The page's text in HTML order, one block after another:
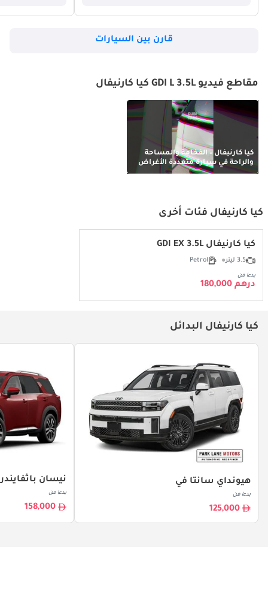
قارن بين السيارات
مقاطع فيديو GDI L 3.5L كيا كارنيفال
كيا كارنيفال – الفخامة والمساحة
والراحة في سيارة متعددة الأغراض
واحدة!
كيا كارنيفال فئات أخرى
كيا كارنيفال GDI EX 3.5L
3.5 ليتر Petrol
بدءا من
درهم 180,000
كيا كارنيفال البدائل
هيونداي سانتا في
بدءا من
125,000
نيسان باثفايندر
بدءا من
158,000